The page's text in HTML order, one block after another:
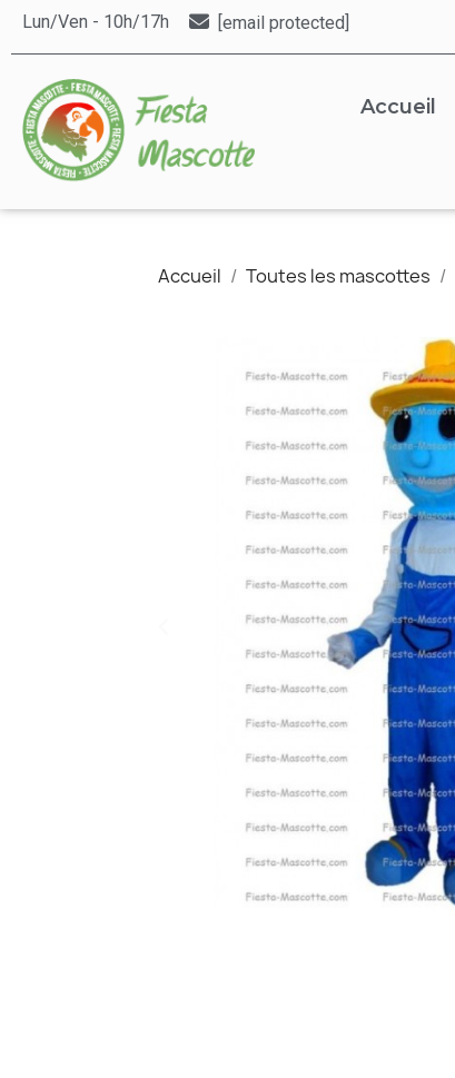
Lun/Ven - 10h/17h [email protected]
Accueil
Accueil Toutes les mascottes